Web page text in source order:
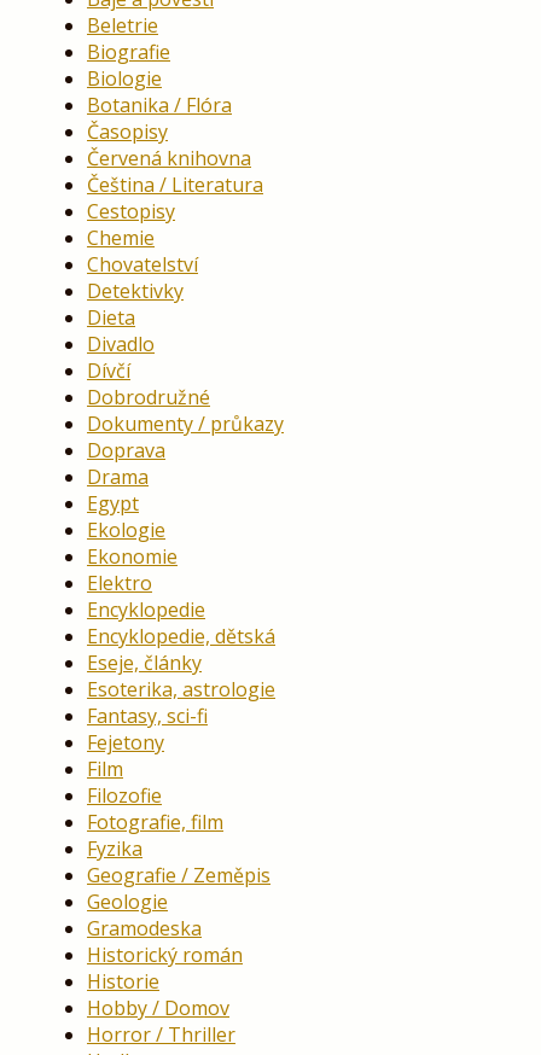
Beletrie
Biografie
Biologie
Botanika / Flóra
Časopisy
Červená knihovna
Čeština / Literatura
Cestopisy
Chemie
Chovatelství
Detektivky
Dieta
Divadlo
Dívčí
Dobrodružné
Dokumenty / průkazy
Doprava
Drama
Egypt
Ekologie
Ekonomie
Elektro
Encyklopedie
Encyklopedie, dětská
Eseje, články
Esoterika, astrologie
Fantasy, sci-fi
Fejetony
Film
Filozofie
Fotografie, film
Fyzika
Geografie / Zeměpis
Geologie
Gramodeska
Historický román
Historie
Hobby / Domov
Horror / Thriller